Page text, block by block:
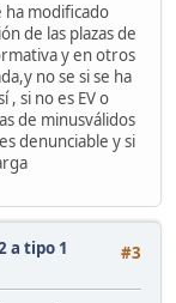
ha modificado
de las plazas de
y en otros
no se si se ha
, si no es EV o
de minusválidos
denunciable y si
#3
a tipo 1